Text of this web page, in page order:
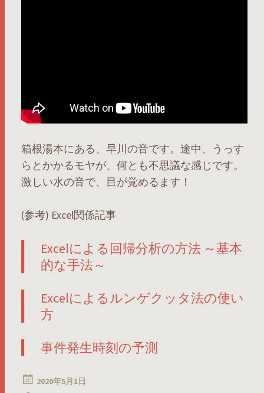
箱根湯本にある、早川の音です。途中、うっす
らとかかるモヤが、何とも不思議な感じです。
激しい水の音で、目が覚めるます！
(参考) Excel関係記事
Excelによる回帰分析の方法 ～基本
的な手法～
Excelによるルンゲクッタ法の使い
方
事件発生時刻の予測
2020年5月1日